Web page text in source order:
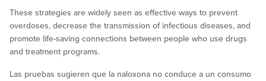
These strategies are widely seen as effective ways to prevent
overdoses, decrease the transmission of infectious diseases, and
promote life-saving connections between people who use drugs
and treatment programs.
Las pruebas sugieren que la naloxona no conduce a un consumo